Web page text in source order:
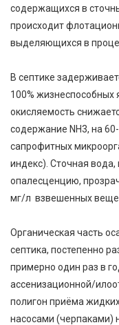
содержащихся в
происходит
выделяющихся в
В септике
100% жизнеспособных
окисляемость
содержание NH3, на
сапрофитных
индекс). Сточная
опалесценцию,
мг/л взвешенных
Органическая часть
септика, постепенно
примерно один раз в
ассенизационной/
полигон приёма
насосами (черпаками)